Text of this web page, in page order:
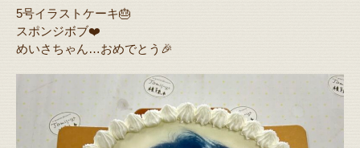
5号イラストケーキ🎂
スポンジボブ❤️
めいさちゃん…おめでとう🎉